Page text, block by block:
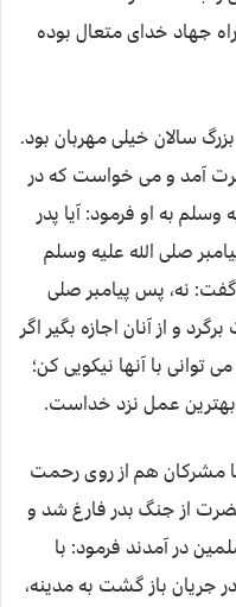
راه جهاد خدای متعال بوده
سالان خیلی مهربان بود.
آمد و می خواست که در
به او فرمود: آیا پدر
صلی الله علیه وسلم
گفت: نه، پس پیامبر صلی
و از آنان اجازه بگیر اگر
توانی با آنها نیکویی کن؛
بهترین عمل نزد خداست.
مشرکان هم از روی رحمت
از جنگ بدر فارغ شد و
در آمدند فرمود: با
جریان باز گشت به مدینه،